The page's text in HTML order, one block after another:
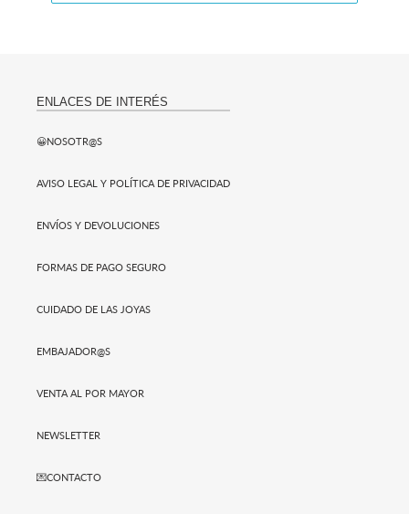
ENLACES DE INTERÉS
😀NOSOTR@S
AVISO LEGAL Y POLÍTICA DE PRIVACIDAD
ENVÍOS Y DEVOLUCIONES
FORMAS DE PAGO SEGURO
CUIDADO DE LAS JOYAS
EMBAJADOR@S
VENTA AL POR MAYOR
NEWSLETTER
💌CONTACTO